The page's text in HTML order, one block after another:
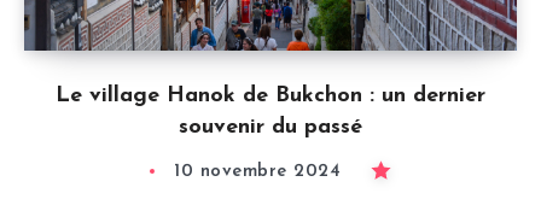
Le village Hanok de Bukchon : un dernier
souvenir du passé
10 novembre 2024